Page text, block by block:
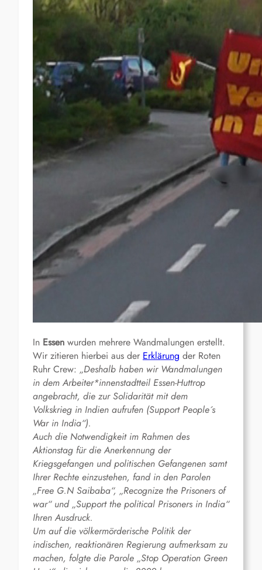
In Essen wurden mehrere Wandmalungen erstellt.
Wir zitieren hierbei aus der Erklärung der Roten
Ruhr Crew: „Deshalb haben wir Wandmalungen
in dem Arbeiter*innenstadtteil Essen-Huttrop
angebracht, die zur Solidarität mit dem
Volkskrieg in Indien aufrufen (Support People´s
War in India“).
Auch die Notwendigkeit im Rahmen des
Aktionstag für die Anerkennung der
Kriegsgefangen und politischen Gefangenen samt
Ihrer Rechte einzustehen, fand in den Parolen
„Free G.N Saibaba“, „Recognize the Prisoners of
war“ und „Support the political Prisoners in India“
Ihren Ausdruck.
Um auf die völkermörderische Politik der
indischen, reaktionären Regierung aufmerksam zu
machen, folgte die Parole „Stop Operation Green